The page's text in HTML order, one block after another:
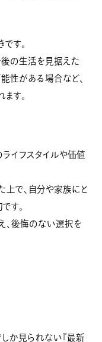
す。
の生活を見据えた
性がある場合など、
す。
ライフスタイルや価値
上で、自分や家族にと
す。
、後悔のない選択を
か見られない『最新